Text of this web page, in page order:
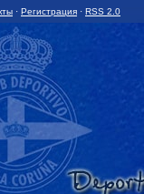
· Регистрация · RSS 2.0